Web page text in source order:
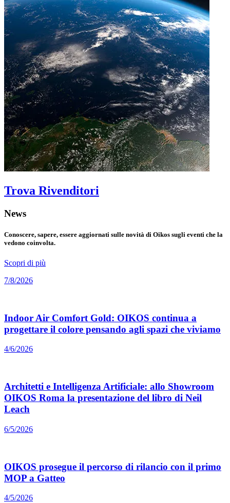
Trova Rivenditori
News
Conoscere, sapere, essere aggiornati sulle novità di Oikos sugli eventi che la
vedono coinvolta.
Scopri di più
7/8/2026
Indoor Air Comfort Gold: OIKOS continua a
progettare il colore pensando agli spazi che viviamo
4/6/2026
Architetti e Intelligenza Artificiale: allo Showroom
OIKOS Roma la presentazione del libro di Neil
Leach
6/5/2026
OIKOS prosegue il percorso di rilancio con il primo
MOP a Gatteo
4/5/2026